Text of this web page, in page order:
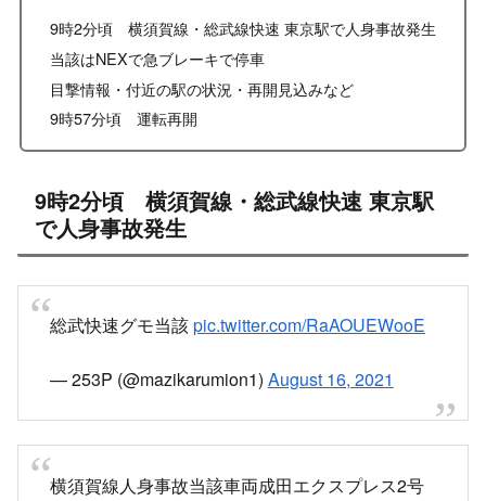
9時2分頃 横須賀線・総武線快速 東京駅で人身事故発生
当該はNEXで急ブレーキで停車
目撃情報・付近の駅の状況・再開見込みなど
9時57分頃 運転再開
9時2分頃 横須賀線・総武線快速 東京駅
で人身事故発生
総武快速グモ当該pic.twitter.com/RaAOUEWooE
— 253P (@mazikarumion1) August 16, 2021
横須賀線人身事故当該車両成田エクスプレス2号